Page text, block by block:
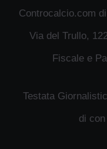
Controcalcio.com
Via del Trullo,
Fiscale e
Testata
di